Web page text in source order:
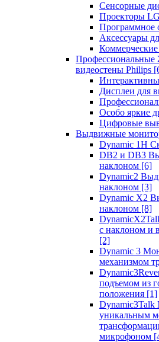
Сенсорные
Проекторы LG
Программное
Аксессуары
видеостены Philips
Дисплеи для
Особо яркие
Цифровые
Выдвижные
Dynamic 1Н
DB2 и DB3
наклоном [6]
Dynamic2
наклоном [3]
Dynamic X2
наклоном [8]
с наклоном
[2]
Dynamic 3
механизмом
подъемом из
положения [1]
уникальным
микрофоном